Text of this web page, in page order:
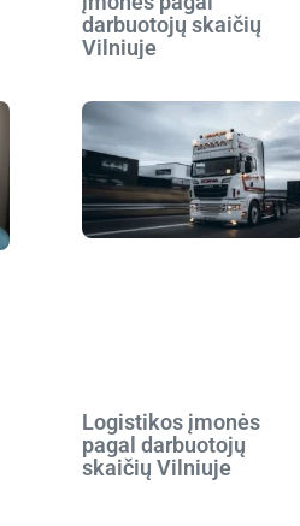
darbuotojų skaičių
Vilniuje
Logistikos įmonės
pagal darbuotojų
skaičių Vilniuje